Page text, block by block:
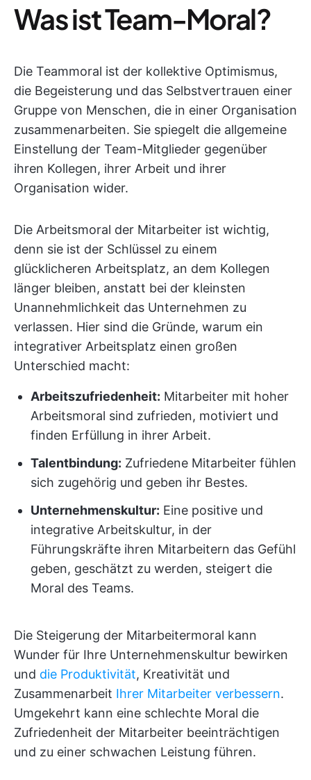
Was ist Team-Moral?
Die Teammoral ist der kollektive Optimismus,
die Begeisterung und das Selbstvertrauen einer
Gruppe von Menschen, die in einer Organisation
zusammenarbeiten. Sie spiegelt die allgemeine
Einstellung der Team-Mitglieder gegenüber
ihren Kollegen, ihrer Arbeit und ihrer
Organisation wider.
Die Arbeitsmoral der Mitarbeiter ist wichtig,
denn sie ist der Schlüssel zu einem
glücklicheren Arbeitsplatz, an dem Kollegen
länger bleiben, anstatt bei der kleinsten
Unannehmlichkeit das Unternehmen zu
verlassen. Hier sind die Gründe, warum ein
integrativer Arbeitsplatz einen großen
Unterschied macht:
Arbeitszufriedenheit: Mitarbeiter mit hoher
Arbeitsmoral sind zufrieden, motiviert und
finden Erfüllung in ihrer Arbeit.
Talentbindung: Zufriedene Mitarbeiter fühlen
sich zugehörig und geben ihr Bestes.
Unternehmenskultur: Eine positive und
integrative Arbeitskultur, in der
Führungskräfte ihren Mitarbeitern das Gefühl
geben, geschätzt zu werden, steigert die
Moral des Teams.
Die Steigerung der Mitarbeitermoral kann
Wunder für Ihre Unternehmenskultur bewirken
und die Produktivität, Kreativität und
Zusammenarbeit Ihrer Mitarbeiter verbessern.
Umgekehrt kann eine schlechte Moral die
Zufriedenheit der Mitarbeiter beeinträchtigen
und zu einer schwachen Leistung führen.